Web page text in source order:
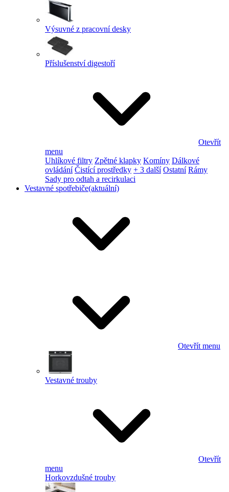
Výsuvné z pracovní desky
Příslušenství digestoří
Otevřít
menu
Uhlíkové filtry Zpětné klapky Komíny Dálkové
ovládání Čistící prostředky + 3 další Ostatní Rámy
Sady pro odtah a recirkulaci
Vestavné spotřebiče(aktuální)
Otevřít menu
Vestavné trouby
Otevřít
menu
Horkovzdušné trouby